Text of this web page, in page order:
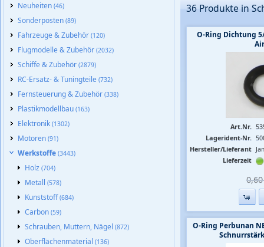
Neuheiten (46)
Sonderposten (89)
Fahrzeuge & Zubehör (120)
Flugmodelle & Zubehör (2032)
Schiffe & Zubehör (2879)
RC-Ersatz- & Tuningteile (732)
Fernsteuerung & Zubehör (338)
Plastikmodellbau (163)
Elektronik (1302)
Motoren (91)
Werkstoffe (3443)
Holz (704)
Metall (578)
Kunststoff(684)
Carbon (59)
Schrauben, Muttern, Nägel (872)
Oberflächenmaterial (136)
36 Produkte in
O-Ring Dichtung
Art.Nr.
Lagerident-Nr.
Hersteller/Lieferant
Lieferzeit
0,60
O-Ring Perbunan